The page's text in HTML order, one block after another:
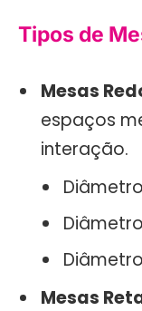
Tipos de
Mesas
espaços
interação.
Mesas